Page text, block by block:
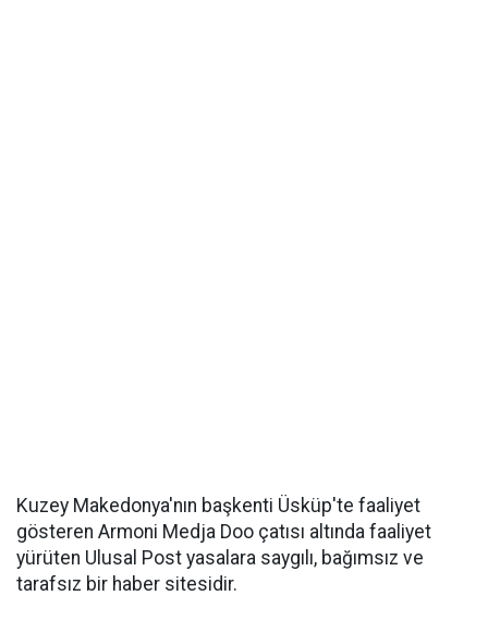
Kuzey Makedonya'nın başkenti Üsküp'te faaliyet
gösteren Armoni Medja Doo çatısı altında faaliyet
yürüten Ulusal Post yasalara saygılı, bağımsız ve
tarafsız bir haber sitesidir.